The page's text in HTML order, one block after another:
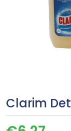
Clarim